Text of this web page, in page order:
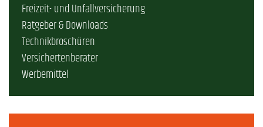
Freizeit- und Unfallversicherung
Ratgeber & Downloads
Technikbroschüren
Versichertenberater
Werbemittel